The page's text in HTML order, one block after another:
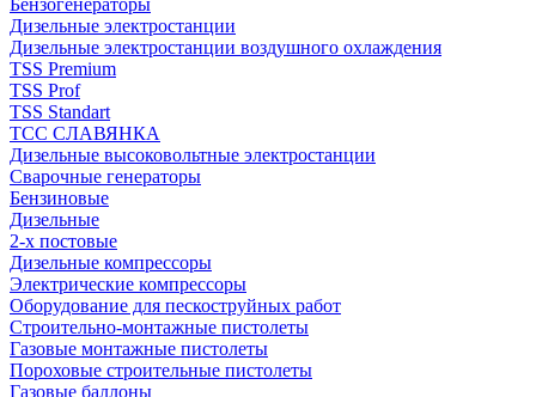
Бензогенераторы
Дизельные электростанции
Дизельные электростанции воздушного охлаждения
TSS Premium
TSS Prof
TSS Standart
ТСС СЛАВЯНКА
Дизельные высоковольтные электростанции
Сварочные генераторы
Бензиновые
Дизельные
2-х постовые
Дизельные компрессоры
Электрические компрессоры
Оборудование для пескоструйных работ
Строительно-монтажные пистолеты
Газовые монтажные пистолеты
Пороховые строительные пистолеты
Газовые баллоны